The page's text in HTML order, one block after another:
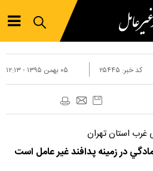
۰۵ بهمن ۱۳۹۵ - ۱۲:۱۳ کد خبر: ۲۵۴۴۵
غرب استان تهران
در زمينه پدافند غير عامل است